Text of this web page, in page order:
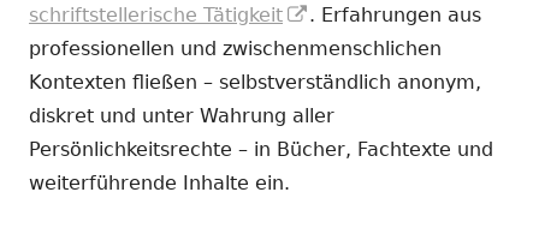
schriftstellerische Tätigkeit
In
neuem
Fenster
öffnen
. Erfahrungen aus
professionellen und zwischenmenschlichen
Kontexten fließen – selbstverständlich anonym,
diskret und unter Wahrung aller
Persönlichkeitsrechte – in Bücher, Fachtexte und
weiterführende Inhalte ein.